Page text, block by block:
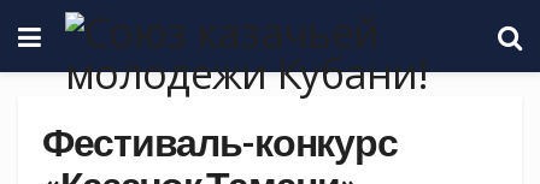
Фестиваль-конкурс